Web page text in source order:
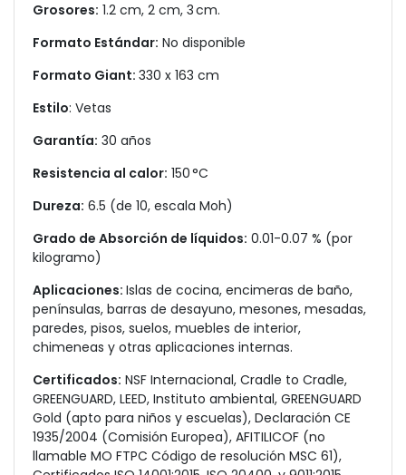
Grosores: 1.2 cm, 2 cm, 3 cm.
Formato Estándar: No disponible
Formato Giant: 330 x 163 cm
Estilo: Vetas
Garantía: 30 años
Resistencia al calor: 150 °C
Dureza: 6.5 (de 10, escala Moh)
Grado de Absorción de líquidos: 0.01-0.07 % (por
kilogramo)
Aplicaciones: Islas de cocina, encimeras de baño,
penínsulas, barras de desayuno, mesones, mesadas,
paredes, pisos, suelos, muebles de interior,
chimeneas y otras aplicaciones internas.
Certificados: NSF Internacional, Cradle to Cradle,
GREENGUARD, LEED, Instituto ambiental, GREENGUARD
Gold (apto para niños y escuelas), Declaración CE
1935/2004 (Comisión Europea), AFITILICOF (no
llamable MO FTPC Código de resolución MSC 61),